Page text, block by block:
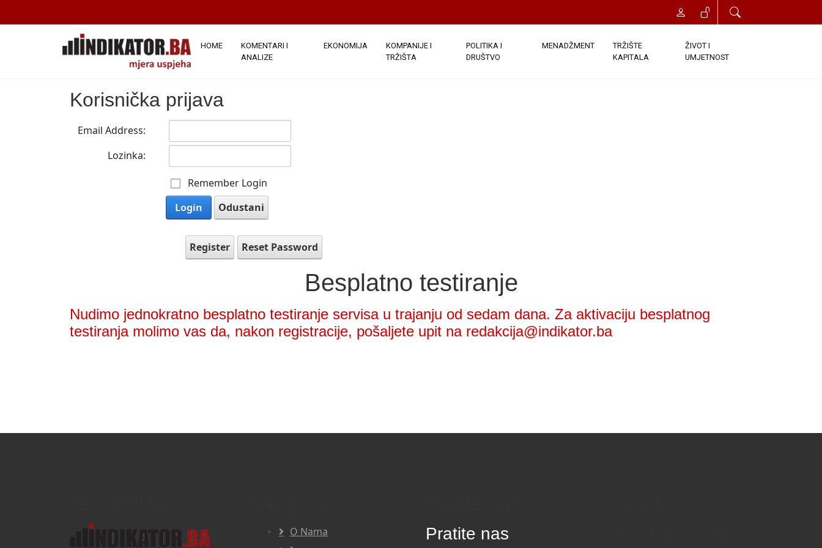
HOME
KOMENTARI I
ANALIZE
EKONOMIJA
KOMPANIJE I
TRŽIŠTA
POLITIKA I
DRUŠTVO
MENADŽMENT
TRŽIŠTE
KAPITALA
ŽIVOT I
UMJETNOST
Korisnička prijava
Email Address:
Lozinka:
Remember Login
Login
Odustani
Register Reset Password
Besplatno testiranje
Nudimo jednokratno besplatno testiranje servisa u trajanju od sedam dana. Za aktivaciju besplatnog
testiranja molimo vas da, nakon registracije, pošaljete upit na redakcija@indikator.ba
O Nama
Pratite nas